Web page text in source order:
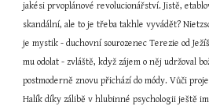
jakési prvoplánové revolucionářství. Jistě,
skandální, ale to je třeba takhle vyvádět?
je mystik - duchovní sourozenec Terezie od
mu odolat - zvláště, když zájem o něj udržoval
postmoderně znovu přichází do módy. Vůči
Halík díky zálibě v hlubinné psychologii ještě